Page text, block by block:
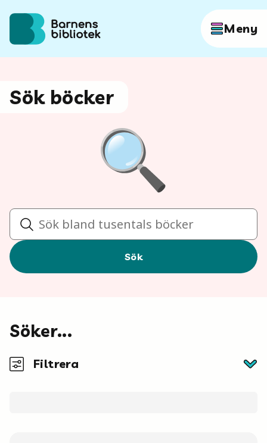
Hoppa till innehållet
Meny
Sök
Vuxen
Utskrifter
Sök böcker
Sök
Sök
Söker...
Filtrera